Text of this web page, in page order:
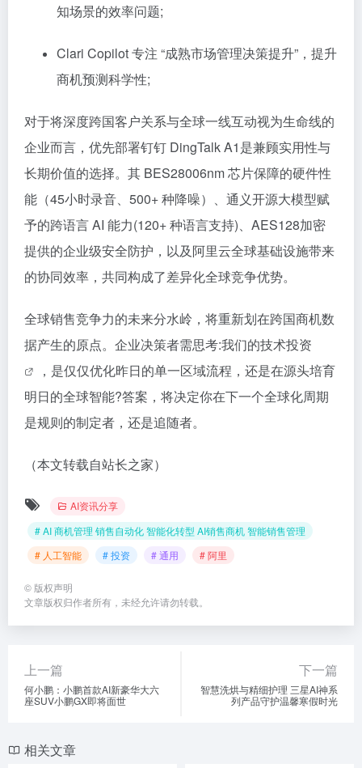
知场景的效率问题;
Clari Copilot 专注 “成熟市场管理决策提升”，提升
商机预测科学性;
对于将深度跨国客户关系与全球一线互动视为生命线的
企业而言，优先部署钉钉 DingTalk A1是兼顾实用性与
长期价值的选择。其 BES28006nm 芯片保障的硬件性
能（45小时录音、500+ 种降噪）、通义开源大模型赋
予的跨语言 AI 能力(120+ 种语言支持)、AES128加密
提供的企业级安全防护，以及阿里云全球基础设施带来
的协同效率，共同构成了差异化全球竞争优势。
全球销售竞争力的未来分水岭，将重新划在跨国商机数
据产生的原点。企业决策者需思考:我们的技术投资
，是仅仅优化昨日的单一区域流程，还是在源头培育
明日的全球智能?答案，将决定你在下一个全球化周期
是规则的制定者，还是追随者。
（本文转载自站长之家）
AI资讯分享
# AI 商机管理 销售自动化 智能化转型 AI销售商机 智能销售管理
# 人工智能
# 投资 # 通用 # 阿里
© 版权声明
文章版权归作者所有，未经允许请勿转载。
上一篇
何小鹏：小鹏首款AI新豪华大六
座SUV小鹏GX即将面世
下一篇
智慧洗烘与精细护理 三星AI神系
列产品守护温馨寒假时光
相关文章